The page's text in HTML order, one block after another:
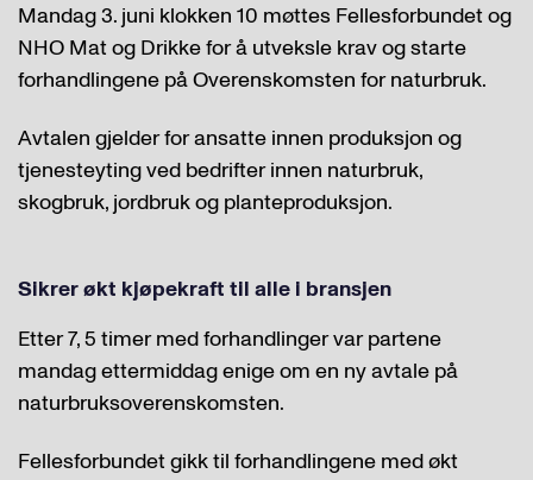
Mandag 3. juni klokken 10 møttes Fellesforbundet og
NHO Mat og Drikke for å utveksle krav og starte
forhandlingene på Overenskomsten for naturbruk.
Avtalen gjelder for ansatte innen produksjon og
tjenesteyting ved bedrifter innen naturbruk,
skogbruk, jordbruk og planteproduksjon.
Sikrer økt kjøpekraft til alle i bransjen
Etter 7, 5 timer med forhandlinger var partene
mandag ettermiddag enige om en ny avtale på
naturbruksoverenskomsten.
Fellesforbundet gikk til forhandlingene med økt